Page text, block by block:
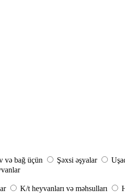
və bağ üçün Şəxsi əşyalar
K/t heyvanları və məhsulları